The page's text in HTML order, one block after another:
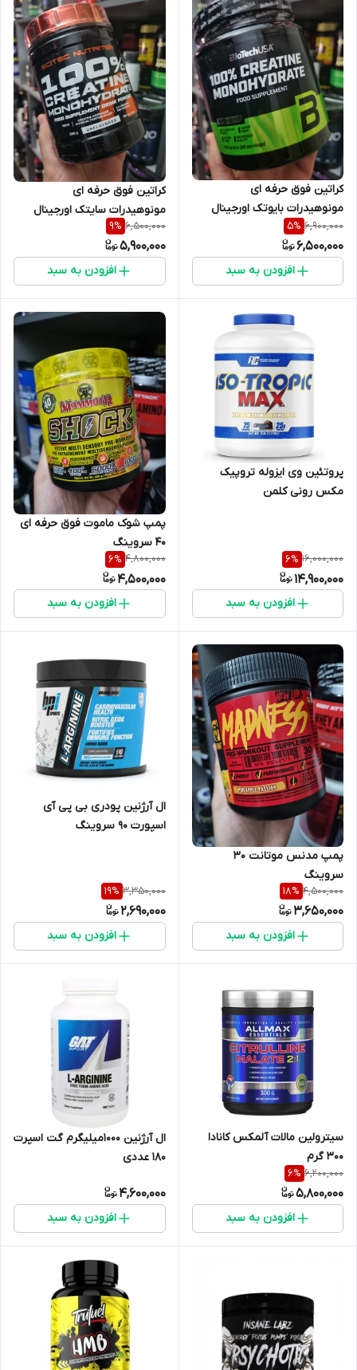
کراتین فوق حرفه ای
مونوهیدرات بایوتک اورجینال
6,900,000
5%
6,500,000
افزودن به سبد
کراتین فوق حرفه ای
مونوهیدرات سایتک اورجینال
6,500,000
9%
5,900,000
افزودن به سبد
پروتئین وی ایزوله تروپیک
مکس رونی کلمن
16,000,000
6%
14,900,000
افزودن به سبد
پمپ شوک ماموت فوق حرفه ای
۴۰ سروینگ
4,800,000
6%
4,500,000
افزودن به سبد
پمپ مدنس موتانت ۳۰
سروینگ
4,500,000
18%
3,650,000
افزودن به سبد
ال آرژنین پودری بی پی آی
اسپورت ۹۰ سروینگ
3,350,000
19%
2,690,000
افزودن به سبد
سیترولین مالات آلمکس کانادا
۳۰۰ گرم
6,200,000
6%
5,800,000
افزودن به سبد
ال آرژنین ۱۰۰۰میلیگرم گت اسپرت
۱۸۰ عددی
4,600,000
افزودن به سبد